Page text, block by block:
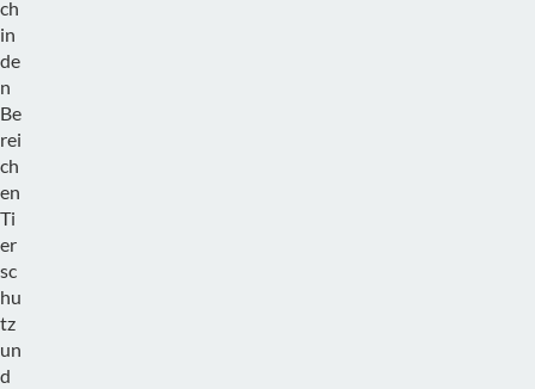
ch
in
de
n
Be
rei
ch
en
Ti
er
sc
hu
tz
un
d